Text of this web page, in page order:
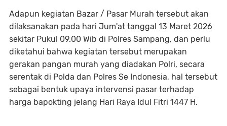
Adapun kegiatan Bazar / Pasar Murah tersebut akan
dilaksanakan pada hari Jum'at tanggal 13 Maret 2026
sekitar Pukul 09.00 Wib di Polres Sampang, dan perlu
diketahui bahwa kegiatan tersebut merupakan
gerakan pangan murah yang diadakan Polri, secara
serentak di Polda dan Polres Se Indonesia, hal tersebut
sebagai bentuk upaya intervensi pasar terhadap
harga bapokting jelang Hari Raya Idul Fitri 1447 H.